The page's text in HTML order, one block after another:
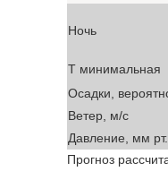
Ночь
T минимальная
Осадки,
Ветер, м/с
Давление, мм
Прогноз